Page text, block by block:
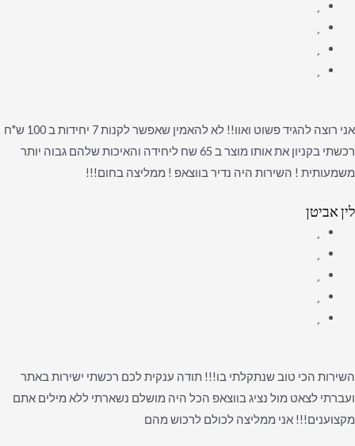
אני רוצה להגיד פשוט ואוו!! לא להאמין שאפשר לקנות 7 יחידות ב 100 ש"ח
רכשתי בקניון את אותו מוצר ב 65 שח ליחידה והאיכות שלהם גבוה יותר
משמעותית ! השירות היה נדיר בווצאפ ! ממליצה בחום!!!
לין אביטן
השירות הכי טוב שנתקלתי בו!!! תודה ענקית לכם רכשתי ישירות באתר
ועברתי לצאט מול נציג בווצאפ הכל היה מושלם נשארתי ללא מילים אתם
מקצוענים!!! אני ממליצה לכולם לרכוש מהם